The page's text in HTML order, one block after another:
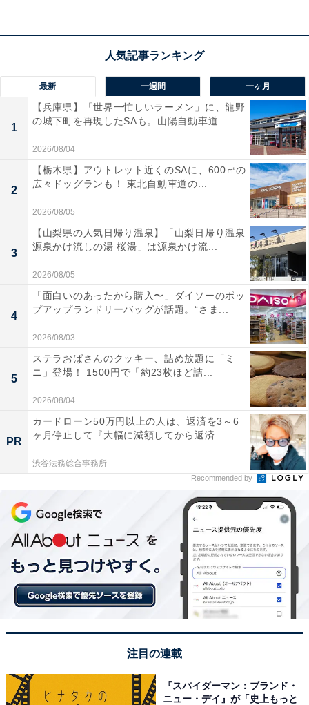
この商品のおすすめポイントは？
11インチの高輝度IPS液晶を採用したデジタルミラー型
ドライブレコーダーです。前後ともに200万画素のフル
HDカメラを搭載し、ナンバープレートの文字まで鮮明に
記録！ 「PureCel Plus」の採用により、夜間や暗い駐車
場でも明るくクリアな映像を残せます。最大3倍の後方
画像ズーム機能や、32GBのmicroSDカードが付属するの
も魅力ですね。
ユーザーからは「昼夜問わず画質がとても綺麗」「デジ
タルミラーの遅延がなくて自然」と好評です。一方で、
「ズーム倍率を上げると少し解像度が落ちる」という声
も。夜間の視界もしっかり確保したい人や、愛車の安全
を高めたい人は、購入を検討してみてもよいかもしれま
せん。
あわせて読みたい
【Amazonお買い得情報】Pioneer「カーナ
ビ」が特別価格で登場中【7月4日】
Pioneer「VREC-MS700D」
最新 一週間 一ヶ月
1
【兵庫県】「世界一忙しいラーメン」に、龍野
の城下町を再現したSAも。山陽自動車道...
2026/08/04
2
【栃木県】アウトレット近くのSAに、600㎡の
広々ドッグランも！ 東北自動車道の...
2026/08/05
3
【山梨県の人気日帰り温泉】「山梨日帰り温泉
源泉かけ流しの湯 桜湯」は源泉かけ流...
2026/08/05
4
「面白いのあったから購入〜」ダイソーのポッ
プアップランドリーバッグが話題。“さま...
2026/08/03
5
ステラおばさんのクッキー、詰め放題に「ミ
ニ」登場！ 1500円で「約23枚ほど詰...
2026/08/04
PR
カードローン50万円以上の人は、返済を3～6
ヶ月停止して『大幅に減額してから返済...
渋谷法務総合事務所
Recommended by
注目の連載
『スパイダーマン：ブランド・
ニュー・デイ』が「史上もっと